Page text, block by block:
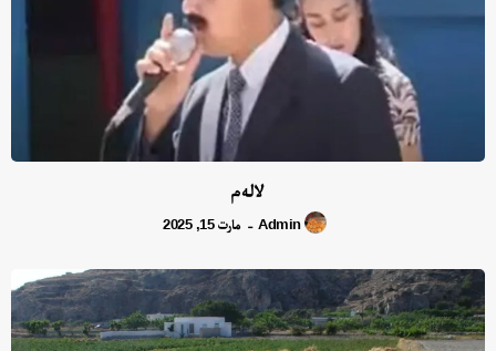
لالەم
Admin
- مارت 15, 2025